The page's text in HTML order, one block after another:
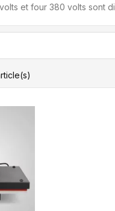
et four 380 volts sont